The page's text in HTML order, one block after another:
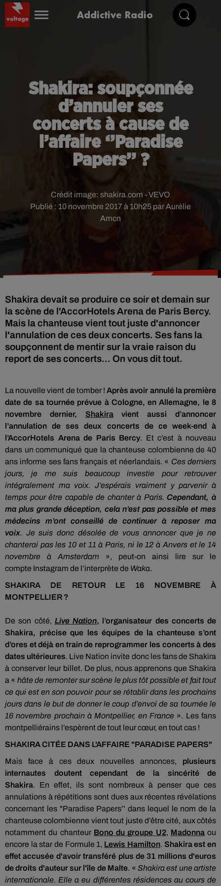
Addictive Radio
Shakira: soupçonnée
d’annuler ses
concerts à cause de
l’affaire ‘’Paradise
Papers’’ ?
Publié : 10 novembre 2017 à 10h25 par Aurélie
Amcn
Crédit image: shakira.com - VEVO
Shakira devait se produire ce soir et demain sur
la scène de l'AccorHotels Arena de Paris Bercy.
Mais la chanteuse vient tout juste d'annoncer
l'annulation de ces deux concerts. Ses fans la
soupçonnent de mentir sur la vraie raison du
report de ses concerts... On vous dit tout.
La nouvelle vient de tomber ! Après avoir annulé la première
date de sa tournée prévue à Cologne, en Allemagne, le 8
novembre dernier, Shakiravient aussi d’annoncer
l’annulation de ses deux concerts de ce week-end à
l’AccorHotels Arena de Paris Bercy. Et c’est à nouveau
dans un communiqué que la chanteuse colombienne de 40
ans informe ses fans français et néerlandais. « Ces derniers
jours, je me suis beaucoup investie pour retrouver
intégralement ma voix. J’espérais vraiment y parvenir à
temps pour être capable de chanter à Paris. Cependant, à
ma plus grande déception, cela n’est pas possible et mes
médecins m’ont conseillé de continuer à reposer ma
voix. Je suis donc désolée de vous annoncer que je ne
chanterai pas les 10 et 11 à Paris, ni le 12 à Anvers et le 14
novembre à Amsterdam », peut-on ainsi lire sur le
compte Instagram de l’interprète de Waka.
SHAKIRA DE RETOUR LE 16 NOVEMBRE À
MONTPELLIER ?
De son côté, Live Nation, l’organisateur des concerts de
Shakira, précise que les équipes de la chanteuse s’ont
d’ores et déjà en train de reprogrammer les concerts à des
dates ultérieures. Live Nation invite donc les fans de Shakira
à conserver leur billet. De plus, nous apprenons que Shakira
a « hâte de remonter sur scène le plus tôt possible et fait tout
ce qui est en son pouvoir pour se rétablir dans les prochains
jours dans le but de donner le coup d’envoi de sa tournée le
16 novembre prochain à Montpellier, en France ». Les fans
montpelliérains l’espèrent de tout leur cœur, en tout cas !
SHAKIRACITÉE DANS L'AFFAIRE "PARADISE PAPERS"
Mais face à ces deux nouvelles annonces, plusieurs
internautes doutent cependant de la sincérité de
Shakira.
En effet, ils sont nombreux à penser que ces
annulations à répétitions sont dues aux récentes révélations
concernant les "Paradise Papers’’ dans lequel le nom de la
chanteuse colombienne vient tout juste d’être cité, aux côtés
notamment du chanteur Bono du groupe U2, Madonnaou
encore la star de Formule 1, Lewis Hamilton. Shakira est en
effet accusée d'avoir transféré plus de 31 millions d'euros
de droits d'auteur sur l'île de Malte. « Shakira est une artiste
internationale. Elle a eu différentes résidences au cours de